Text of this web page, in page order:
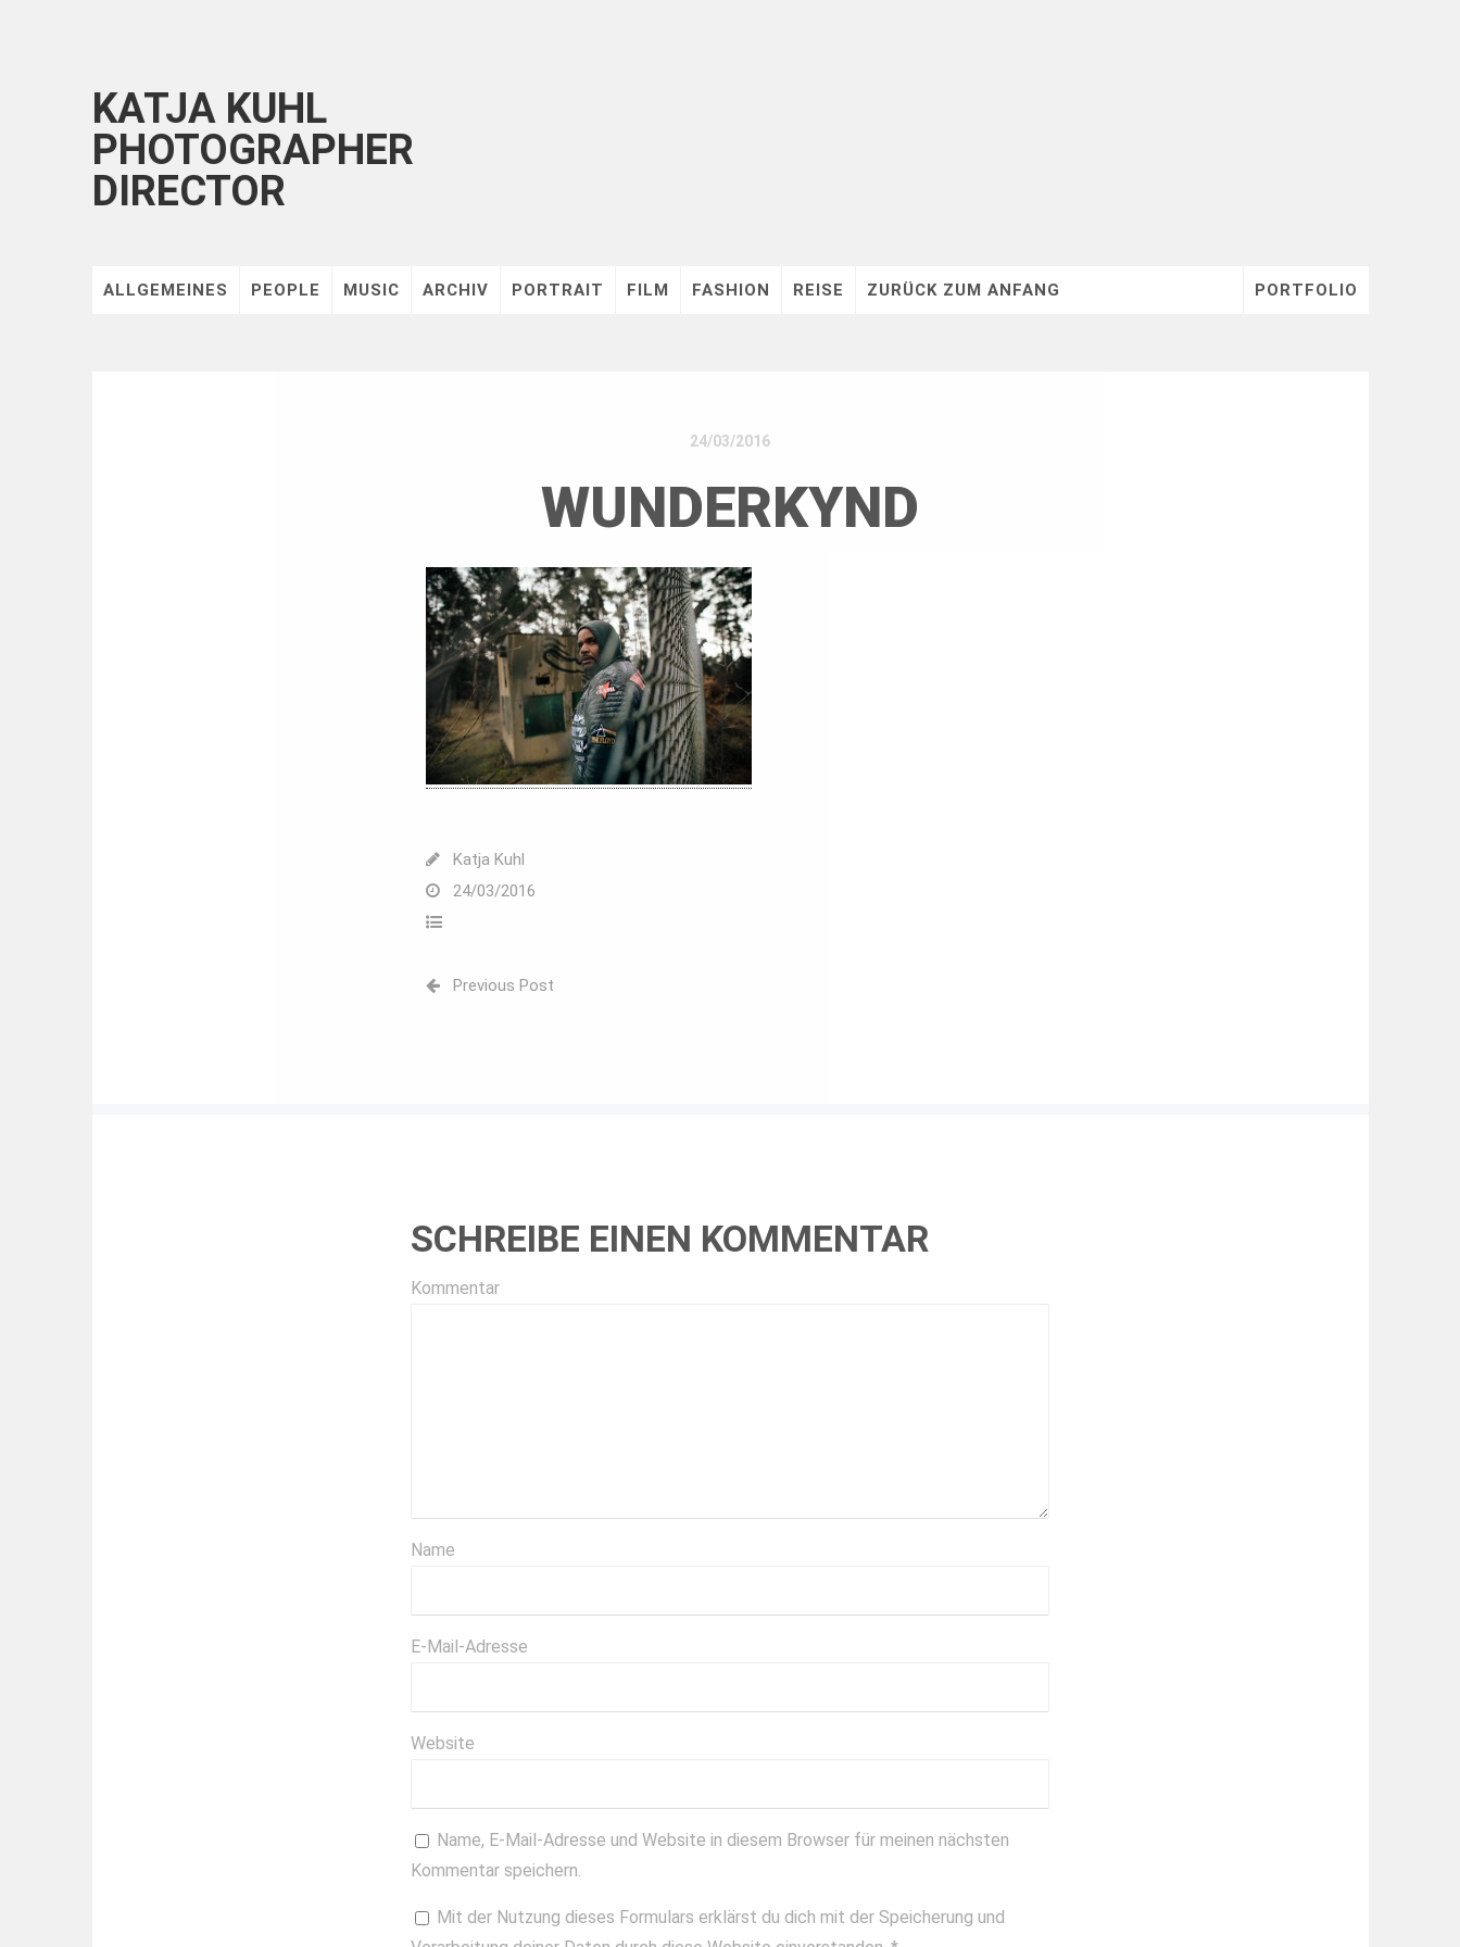
KATJA KUHL
PHOTOGRAPHER
DIRECTOR
ALLGEMEINES PEOPLE MUSIC ARCHIV PORTRAIT FILM FASHION REISE ZURÜCK ZUM ANFANG PORTFOLIO
24/03/2016
WUNDERKYND
Katja Kuhl
24/03/2016
Previous Post
SCHREIBE EINEN KOMMENTAR
Kommentar
Name
E-Mail-Adresse
Website
Name, E-Mail-Adresse und Website in diesem Browser für meinen nächsten
Kommentar speichern.
Mit der Nutzung dieses Formulars erklärst du dich mit der Speicherung und